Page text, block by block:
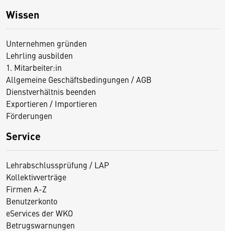
Wissen
Unternehmen gründen
Lehrling ausbilden
1. Mitarbeiter:in
Allgemeine Geschäftsbedingungen / AGB
Dienstverhältnis beenden
Exportieren / Importieren
Förderungen
Service
Lehrabschlussprüfung / LAP
Kollektivverträge
Firmen A-Z
Benutzerkonto
eServices der WKO
Betrugswarnungen